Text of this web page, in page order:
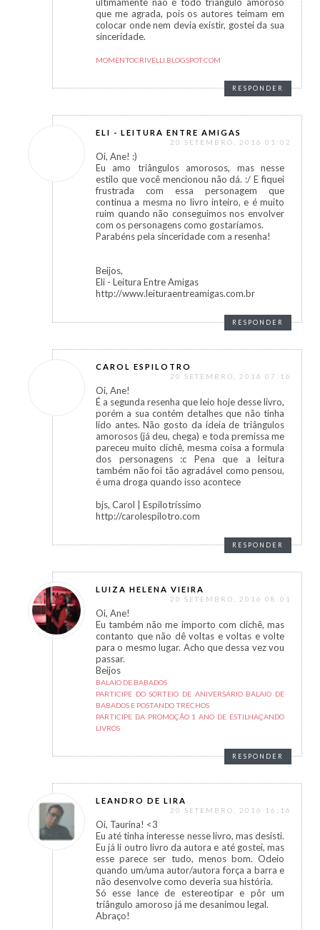
ultimamente não é todo triangulo amoroso
que me agrada, pois os autores teimam em
colocar onde nem devia existir, gostei da sua
sinceridade.
MOMENTOCRIVELLI.BLOGSPOT.COM
RESPONDER
ELI - LEITURA ENTRE AMIGAS
20 SETEMBRO, 2016 01:02
Oi, Ane! :)
Eu amo triângulos amorosos, mas nesse
estilo que você mencionou não dá. :/ E fiquei
frustrada com essa personagem que
continua a mesma no livro inteiro, e é muito
ruim quando não conseguimos nos envolver
com os personagens como gostaríamos.
Parabéns pela sinceridade com a resenha!
Beijos,
Eli - Leitura Entre Amigas
http://www.leituraentreamigas.com.br
RESPONDER
CAROL ESPILOTRO
20 SETEMBRO, 2016 07:16
Oi, Ane!
É a segunda resenha que leio hoje desse livro,
porém a sua contém detalhes que não tinha
lido antes. Não gosto da ideia de triângulos
amorosos (já deu, chega) e toda premissa me
pareceu muito clichê, mesma coisa a formula
dos personagens :c Pena que a leitura
também não foi tão agradável como pensou,
é uma droga quando isso acontece
bjs, Carol | Espilotríssimo
http://carolespilotro.com
RESPONDER
LUIZA HELENA VIEIRA
20 SETEMBRO, 2016 08:01
Oi, Ane!
Eu também não me importo com clichê, mas
contanto que não dê voltas e voltas e volte
para o mesmo lugar. Acho que dessa vez vou
passar.
Beijos
BALAIO DE BABADOS
PARTICIPE DO SORTEIO DE ANIVERSÁRIO BALAIO DE
BABADOS E POSTANDO TRECHOS
PARTICIPE DA PROMOÇÃO 1 ANO DE ESTILHAÇANDO
LIVROS
RESPONDER
LEANDRO DE LIRA
20 SETEMBRO, 2016 16:16
Oi, Taurina! <3
Eu até tinha interesse nesse livro, mas desisti.
Eu já li outro livro da autora e até gostei, mas
esse parece ser tudo, menos bom. Odeio
quando um/uma autor/autora força a barra e
não desenvolve como deveria sua história.
Só esse lance de estereotipar e pôr um
triângulo amoroso já me desanimou legal.
Abraço!